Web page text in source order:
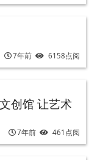
7年前 6158点阅
创馆 让艺术
7年前 461点阅